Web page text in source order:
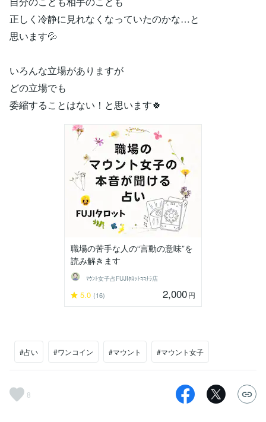
正しく冷静に見れなくなっていたのかな…と
思います💦
いろんな立場がありますが
どの立場でも
委縮することはない！と思います🍀
職場の苦手な人の“言動の意味”を
読み解きます
ﾏｳﾝﾄ女子占FUJIﾀﾛｯﾄｺｺﾅﾗ店
5.0 (16) 2,000円
#占い #ワンコイン #マウント #マウント女子
8